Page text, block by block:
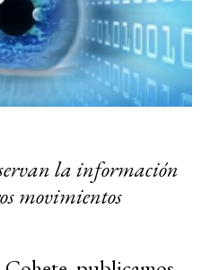
la información
movimientos